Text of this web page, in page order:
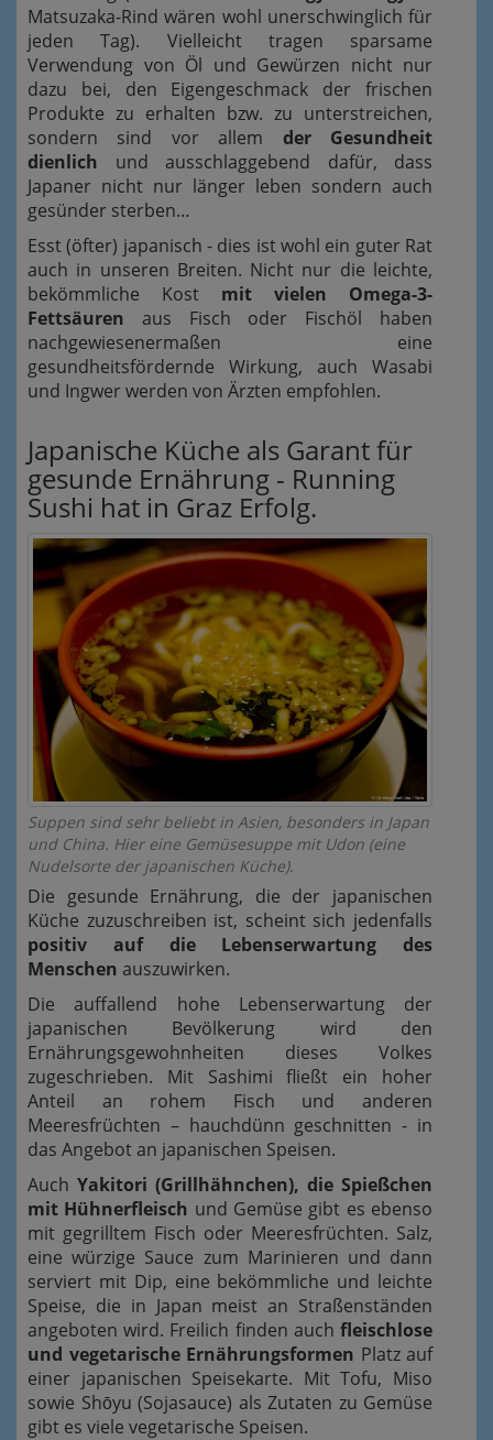
Matsuzaka-Rind wären wohl unerschwinglich für
jeden Tag). Vielleicht tragen sparsame
Verwendung von Öl und Gewürzen nicht nur
dazu bei, den Eigengeschmack der frischen
Produkte zu erhalten bzw. zu unterstreichen,
sondern sind vor allem der Gesundheit
dienlich und ausschlaggebend dafür, dass
Japaner nicht nur länger leben sondern auch
gesünder sterben…
Esst (öfter) japanisch - dies ist wohl ein guter Rat
auch in unseren Breiten. Nicht nur die leichte,
bekömmliche Kost mit vielen Omega-3-
Fettsäuren aus Fisch oder Fischöl haben
nachgewiesenermaßen eine
gesundheitsfördernde Wirkung, auch Wasabi
und Ingwer werden von Ärzten empfohlen.
Japanische Küche als Garant für
gesunde Ernährung - Running
Sushi hat in Graz Erfolg.
Suppen sind sehr beliebt in Asien, besonders in Japan
und China. Hier eine Gemüsesuppe mit Udon (eine
Nudelsorte der japanischen Küche).
Die gesunde Ernährung, die der japanischen
Küche zuzuschreiben ist, scheint sich jedenfalls
positiv auf die Lebenserwartung des
Menschen auszuwirken.
Die auffallend hohe Lebenserwartung der
japanischen Bevölkerung wird den
Ernährungsgewohnheiten dieses Volkes
zugeschrieben. Mit Sashimi fließt ein hoher
Anteil an rohem Fisch und anderen
Meeresfrüchten – hauchdünn geschnitten - in
das Angebot an japanischen Speisen.
Auch Yakitori (Grillhähnchen), die Spießchen
mit Hühnerfleisch und Gemüse gibt es ebenso
mit gegrilltem Fisch oder Meeresfrüchten. Salz,
eine würzige Sauce zum Marinieren und dann
serviert mit Dip, eine bekömmliche und leichte
Speise, die in Japan meist an Straßenständen
angeboten wird. Freilich finden auch fleischlose
und vegetarische Ernährungsformen Platz auf
einer japanischen Speisekarte. Mit Tofu, Miso
sowie Shōyu (Sojasauce) als Zutaten zu Gemüse
gibt es viele vegetarische Speisen.